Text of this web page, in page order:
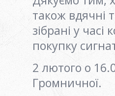
також вдячні
зібрані у
покупку
2 лютого о
Громничної.